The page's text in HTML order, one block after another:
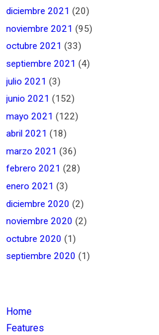
diciembre 2021 (20)
noviembre 2021 (95)
octubre 2021 (33)
septiembre 2021 (4)
julio 2021 (3)
junio 2021 (152)
mayo 2021 (122)
abril 2021 (18)
marzo 2021 (36)
febrero 2021 (28)
enero 2021 (3)
diciembre 2020 (2)
noviembre 2020 (2)
octubre 2020 (1)
septiembre 2020 (1)
Home
Features